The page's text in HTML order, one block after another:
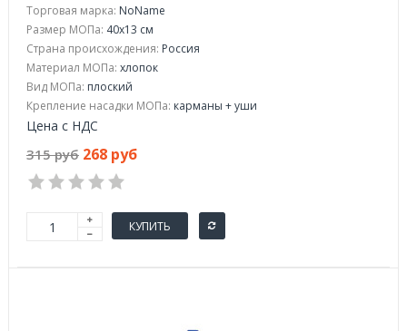
Торговая марка: NoName
Размер МОПа: 40x13 см
Страна происхождения: Россия
Материал МОПа: хлопок
Вид МОПа: плоский
Крепление насадки МОПа: карманы + уши
Цена с НДС
315 руб 268 руб
КУПИТЬ